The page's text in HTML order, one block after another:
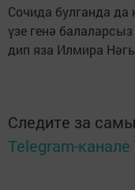
Сочида булганда да
үзе генә
дип яза Илмира
Следите за
Telegram-канале